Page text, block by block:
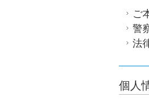
ご
警
法
個人